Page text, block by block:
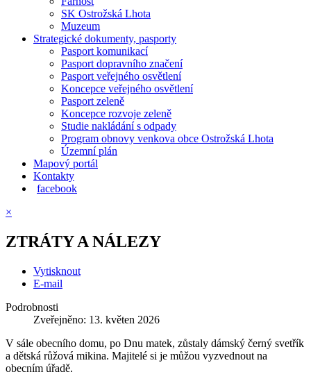
SK Ostrožská Lhota
Muzeum
Strategické dokumenty, pasporty
Pasport komunikací
Pasport dopravního značení
Pasport veřejného osvětlení
Koncepce veřejného osvětlení
Pasport zeleně
Koncepce rozvoje zeleně
Studie nakládání s odpady
Program obnovy venkova obce Ostrožská Lhota
Územní plán
Mapový portál
Kontakty
facebook
×
ZTRÁTY A NÁLEZY
Vytisknout
E-mail
Podrobnosti
Zveřejněno: 13. květen 2026
V sále obecního domu, po Dnu matek, zůstaly dámský černý svetřík
a dětská růžová mikina. Majitelé si je můžou vyzvednout na
obecním úřadě.